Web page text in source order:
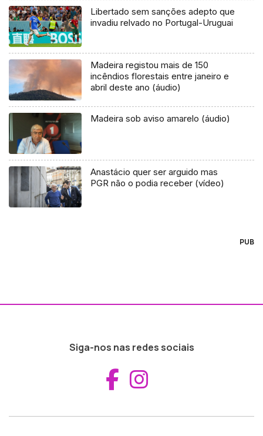
Libertado sem sanções adepto que
invadiu relvado no Portugal-Uruguai
Madeira registou mais de 150
incêndios florestais entre janeiro e
abril deste ano (áudio)
Madeira sob aviso amarelo (áudio)
Anastácio quer ser arguido mas
PGR não o podia receber (vídeo)
PUB
Siga-nos nas redes sociais
Aceder ao